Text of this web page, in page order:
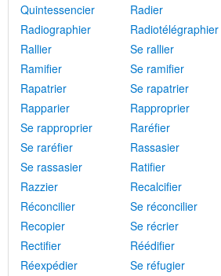
Quintessencier
Radier
Radiographier
Radiotélégraphier
Rallier
Se rallier
Ramifier
Se ramifier
Rapatrier
Se rapatrier
Rapparier
Rapproprier
Se rapproprier
Raréfier
Se raréfier
Rassasier
Se rassasier
Ratifier
Razzier
Recalcifier
Réconcilier
Se réconcilier
Recopier
Se récrier
Rectifier
Réédifier
Réexpédier
Se réfugier